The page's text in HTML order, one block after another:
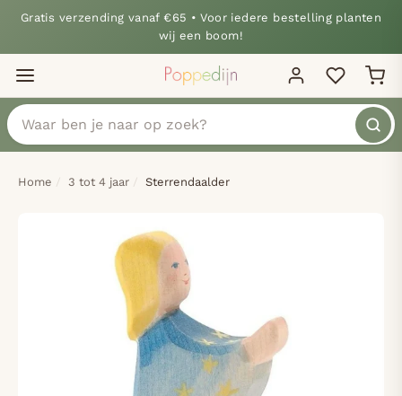
Gratis verzending vanaf €65 • Voor iedere bestelling planten
wij een boom!
Home 3 tot 4 jaar Sterrendaalder